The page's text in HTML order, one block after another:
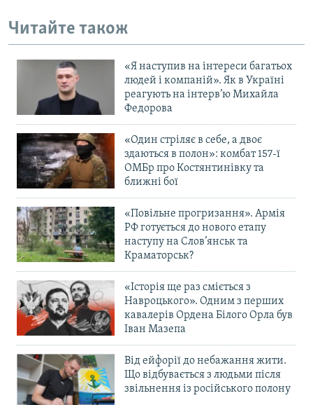
Читайте також
«Я наступив на інтереси багатьох
людей і компаній». Як в Україні
реагують на інтерв’ю Михайла
Федорова
«Один стріляє в себе, а двоє
здаються в полон»: комбат 157-ї
ОМБр про Костянтинівку та
ближні бої
«Повільне прогризання». Армія
РФ готується до нового етапу
наступу на Слов’янськ та
Краматорськ?
«Історія ще раз сміється з
Навроцького». Одним з перших
кавалерів Ордена Білого Орла був
Іван Мазепа
Від ейфорії до небажання жити.
Що відбувається з людьми після
звільнення із російського полону